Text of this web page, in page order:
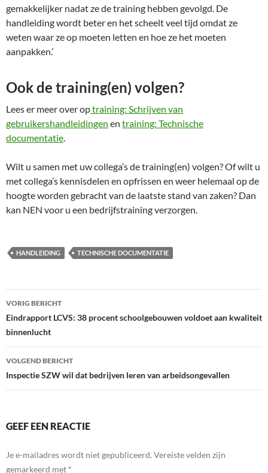
gemakkelijker nadat ze de training hebben gevolgd. De
handleiding wordt beter en het scheelt veel tijd omdat ze
weten waar ze op moeten letten en hoe ze het moeten
aanpakken.’
Ook de training(en) volgen?
Lees er meer over optraining: Schrijven van
gebruikershandleidingen en training: Technische
documentatie.
Wilt u samen met uw collega’s de training(en) volgen? Of wilt u
met collega’s kennisdelen en opfrissen en weer helemaal op de
hoogte worden gebracht van de laatste stand van zaken? Dan
kan NEN voor u een bedrijfstraining verzorgen.
HANDLEIDING TECHNISCHE DOCUMENTATIE
Bericht
navigatie
VORIG BERICHT
Eindrapport LCVS: 38 procent schoolgebouwen voldoet aan kwaliteit
binnenlucht
VOLGEND BERICHT
Inspectie SZW wil dat bedrijven leren van arbeidsongevallen
GEEF EEN REACTIE
Je e-mailadres wordt niet gepubliceerd. Vereiste velden zijn
gemarkeerd met *